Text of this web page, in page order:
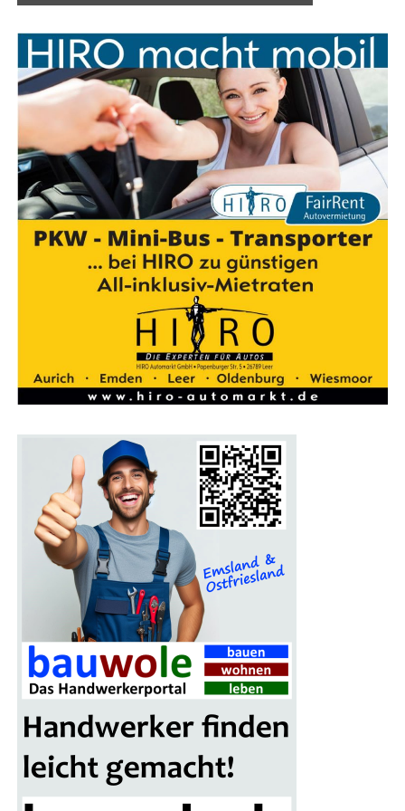
Ein Pro­gramm für die gan­ze Familie
Auch Fami­li­en kom­men auf der Bau­mes­se Lin­gen auf
ihre Kos­ten. Für Kin­der gibt es an vie­len Stän­den spe­zi­
el­le Attrak­tio­nen, die den Mes­se­be­such unter­halt­sam
gestal­ten. Das Mes­se­re­stau­rant lädt zu einer Pau­se ein,
bei der sich die Besu­cher für den wei­te­ren Rund­gang
stär­ken können.
Ein wei­te­res High­light der Mes­se ist das gro­ße Gewinn­
spiel, bei dem ein schi­cker Mitsu­bi­shi Colt als Haupt­ge­
winn winkt. Alle Besu­cher erhal­ten mit ihrer Ein­tritts­
kar­te einen Teil­nah­me-Cou­pon, der in die Los­box auf
dem Mes­se­ge­län­de ein­ge­wor­fen wer­den kann. Die Ver­lo­
sung des Haupt­prei­ses erfolgt am Ende der Bau­mes­se-
Sai­son im nächs­ten Frühjahr.